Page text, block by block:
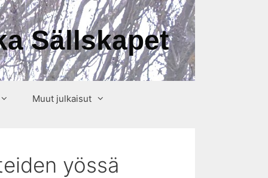
Sällskapet
Muut julkaisut
yössä